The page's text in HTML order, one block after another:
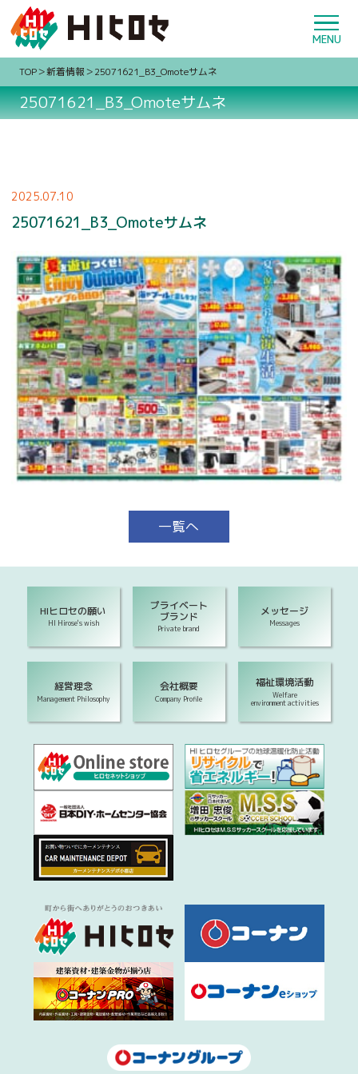
TOP 新着情報 25071621_B3_Omoteサムネ
25071621_B3_Omoteサムネ
2025.07.10
25071621_B3_Omoteサムネ
一覧へ
HIヒロセの願い
HI Hirose's wish
プライベート
ブランド
Private brand
メッセージ
Messages
経営理念
Management Philosophy
会社概要
Company Profile
福祉環境活動
Welfare
environment activities